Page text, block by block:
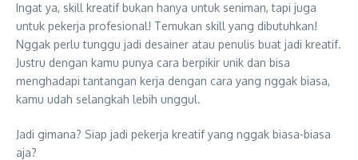
Ingat ya, skill kreatif bukan hanya untuk seniman, tapi juga
untuk pekerja profesional! Temukan skill yang dibutuhkan!
Nggak perlu tunggu jadi desainer atau penulis buat jadi kreatif.
Justru dengan kamu punya cara berpikir unik dan bisa
menghadapi tantangan kerja dengan cara yang nggak biasa,
kamu udah selangkah lebih unggul.
Jadi gimana? Siap jadi pekerja kreatif yang nggak biasa-biasa
aja?